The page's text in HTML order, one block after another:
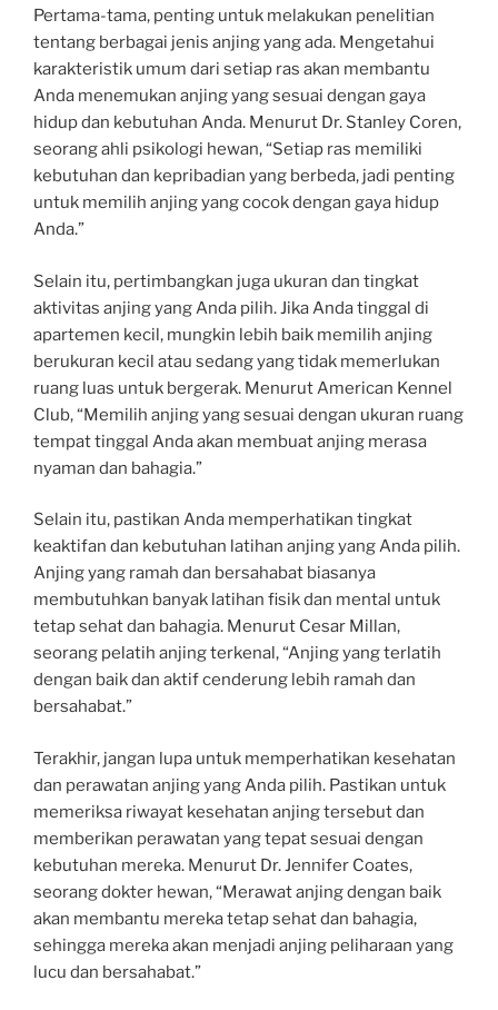
Pertama-tama, penting untuk melakukan penelitian
tentang berbagai jenis anjing yang ada. Mengetahui
karakteristik umum dari setiap ras akan membantu
Anda menemukan anjing yang sesuai dengan gaya
hidup dan kebutuhan Anda. Menurut Dr. Stanley Coren,
seorang ahli psikologi hewan, “Setiap ras memiliki
kebutuhan dan kepribadian yang berbeda, jadi penting
untuk memilih anjing yang cocok dengan gaya hidup
Anda.”
Selain itu, pertimbangkan juga ukuran dan tingkat
aktivitas anjing yang Anda pilih. Jika Anda tinggal di
apartemen kecil, mungkin lebih baik memilih anjing
berukuran kecil atau sedang yang tidak memerlukan
ruang luas untuk bergerak. Menurut American Kennel
Club, “Memilih anjing yang sesuai dengan ukuran ruang
tempat tinggal Anda akan membuat anjing merasa
nyaman dan bahagia.”
Selain itu, pastikan Anda memperhatikan tingkat
keaktifan dan kebutuhan latihan anjing yang Anda pilih.
Anjing yang ramah dan bersahabat biasanya
membutuhkan banyak latihan fisik dan mental untuk
tetap sehat dan bahagia. Menurut Cesar Millan,
seorang pelatih anjing terkenal, “Anjing yang terlatih
dengan baik dan aktif cenderung lebih ramah dan
bersahabat.”
Terakhir, jangan lupa untuk memperhatikan kesehatan
dan perawatan anjing yang Anda pilih. Pastikan untuk
memeriksa riwayat kesehatan anjing tersebut dan
memberikan perawatan yang tepat sesuai dengan
kebutuhan mereka. Menurut Dr. Jennifer Coates,
seorang dokter hewan, “Merawat anjing dengan baik
akan membantu mereka tetap sehat dan bahagia,
sehingga mereka akan menjadi anjing peliharaan yang
lucu dan bersahabat.”